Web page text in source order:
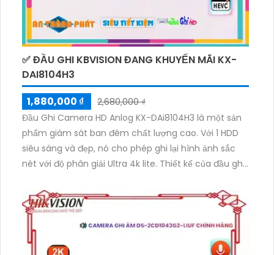
✅ ĐẦU GHI KBVISION ĐANG KHUYẾN MÃI KX-
DAI8104H3
1,880,000 ₫
2,680,000 ₫
Đầu Ghi Camera HD Anlog KX-DAi8104H3 là một sản
phẩm giám sát ban đêm chất lượng cao. Với 1 HDD
siêu sáng và đẹp, nó cho phép ghi lại hình ảnh sắc
nét với độ phân giải Ultra 4k lite. Thiết kế của đầu ghi
BCS HD, giúp hệ thống ổn định hơn và phù hợp với
công trình nhỏ.Đầu Ghi 4 kênh này còn nổi bật với
các chức năng ưu việt. Công nghệ AI giúp nhận diện
và phân loại đối tượng một cách chính xác. Hệ thống